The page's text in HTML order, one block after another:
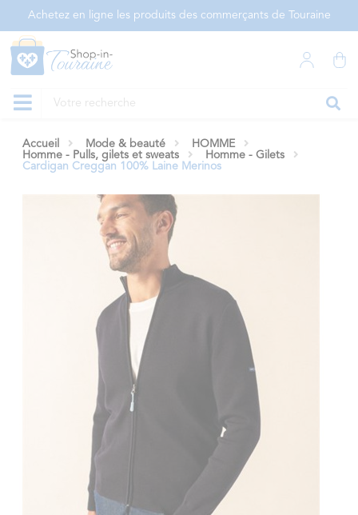
Achetez en ligne les produits des commerçants de Touraine
Accueil Mode & beauté
HOMME
Homme - Pulls, gilets et sweats
Homme - Gilets
Cardigan Creggan 100% Laine Merinos
Panneau de gestion des cookies